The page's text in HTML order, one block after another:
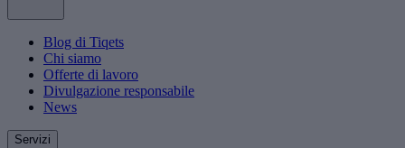
Blog di Tiqets
Chi siamo
Offerte di lavoro
Divulgazione responsabile
News
Servizi